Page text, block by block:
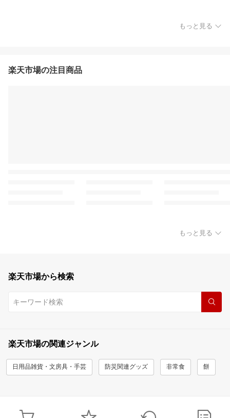
もっと見る
楽天市場の注目商品
もっと見る
楽天市場から検索
楽天市場の関連ジャンル
日用品雑貨・文房具・手芸 防災関連グッズ 非常食 餅